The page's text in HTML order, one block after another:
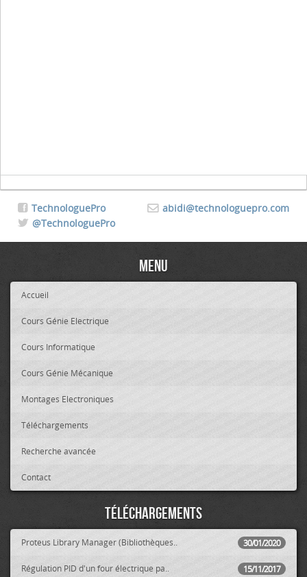
abidi@technologuepro.com
TechnologuePro
@TechnologuePro
Menu
Accueil
Cours Génie Electrique
Cours Informatique
Cours Génie Mécanique
Montages Electroniques
Téléchargements
Recherche avancée
Contact
Téléchargements
30/01/2020
Proteus Library Manager (Bibliothèques..
15/11/2017
Régulation PID d'un four électrique pa..